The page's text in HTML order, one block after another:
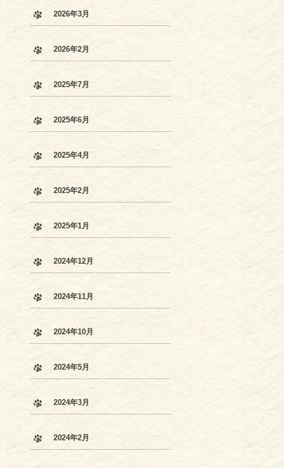
2026年3月
2026年2月
2025年7月
2025年6月
2025年4月
2025年2月
2025年1月
2024年12月
2024年11月
2024年10月
2024年5月
2024年3月
2024年2月